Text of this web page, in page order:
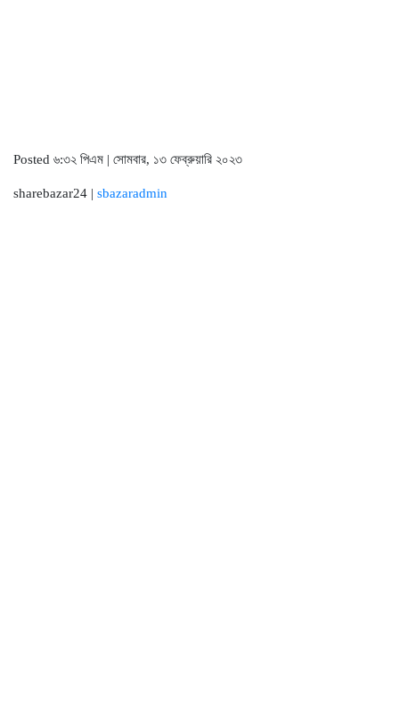
Posted ৬:৩২ পিএম | সোমবার, ১৩ ফেব্রুয়ারি ২০২৩
sharebazar24 | sbazaradmin